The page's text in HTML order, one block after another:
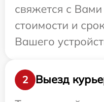
свяжется с
стоимости и
Вашего
2
Выезд